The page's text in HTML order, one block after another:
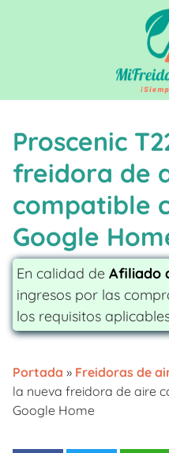
Proscenic
freidora de
compatible
Google
En calidad de Afiliado
ingresos por las
los requisitos
Portada » Freidoras de
la nueva freidora de aire
Google Home